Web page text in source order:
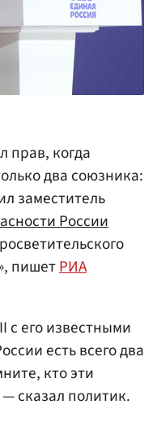
прав, когда
два союзника:
заместитель
России
пишетРИА
с его известными
есть всего два
кто эти
сказал политик.